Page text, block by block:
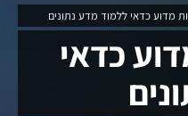
מדוע כדאי ללמוד מדע נתונים
כדאי